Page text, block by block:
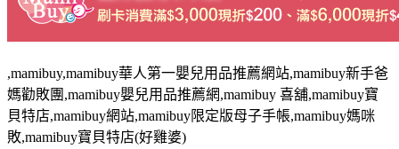
,mamibuy,mamibuy華人第一嬰兒用品推薦網站,mamibuy新手爸
媽勸敗團,mamibuy嬰兒用品推薦網,mamibuy 喜舖,mamibuy寶
貝特店,mamibuy網站,mamibuy限定版母子手帳,mamibuy媽咪
敗,mamibuy寶貝特店(好雞婆)